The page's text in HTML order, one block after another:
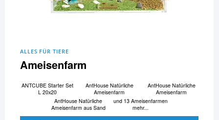
ALLES FÜR TIERE
Ameisenfarm
ANTCUBE Starter Set
L 20x20
AntHouse Natürliche
Ameisenfarm
AntHouse Natürliche
Ameisenfarm
AntHouse Natürliche
Ameisenfarm aus Sand
und 13 Ameisenfarmen
mehr...